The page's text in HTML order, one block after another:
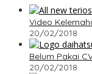
Video
20/02/2018
Belum Pakai
20/02/2018